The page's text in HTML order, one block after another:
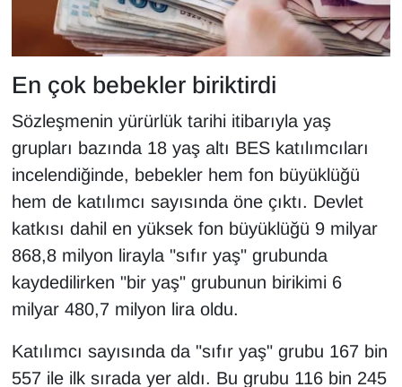
En çok bebekler biriktirdi
Sözleşmenin yürürlük tarihi itibarıyla yaş
grupları bazında 18 yaş altı BES katılımcıları
incelendiğinde, bebekler hem fon büyüklüğü
hem de katılımcı sayısında öne çıktı. Devlet
katkısı dahil en yüksek fon büyüklüğü 9 milyar
868,8 milyon lirayla "sıfır yaş" grubunda
kaydedilirken "bir yaş" grubunun birikimi 6
milyar 480,7 milyon lira oldu.
Katılımcı sayısında da "sıfır yaş" grubu 167 bin
557 ile ilk sırada yer aldı. Bu grubu 116 bin 245
YEREL